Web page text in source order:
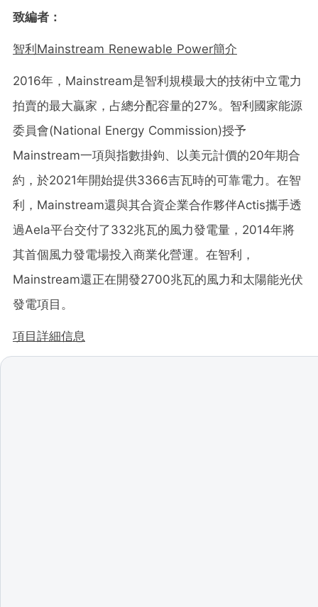
致編者：
智利Mainstream Renewable Power簡介
2016年，Mainstream是智利規模最大的技術中立電力
拍賣的最大贏家，占總分配容量的27%。智利國家能源
委員會(National Energy Commission)授予
Mainstream一項與指數掛鉤、以美元計價的20年期合
約，於2021年開始提供3366吉瓦時的可靠電力。在智
利，Mainstream還與其合資企業合作夥伴Actis攜手透
過Aela平台交付了332兆瓦的風力發電量，2014年將
其首個風力發電場投入商業化營運。在智利，
Mainstream還正在開發2700兆瓦的風力和太陽能光伏
發電項目。
項目詳細信息